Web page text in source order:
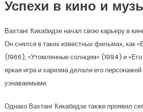
Успехи в кино и
Вахтанг Кикабидзе начал свою карьеру в
Он снялся в таких известных фильмах, как
(1966), «Утомленные солнцем» (1994) и
яркая игра и харизма делали его
узнаваемыми.
Однако Вахтанг Кикабидзе также проявил